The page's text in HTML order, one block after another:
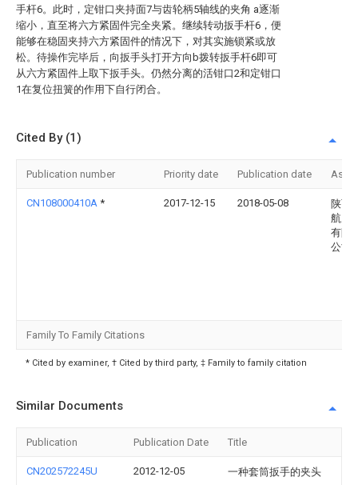
手杆6。此时，定钳口夹持面7与齿轮柄5轴线的夹角 a逐渐
缩小，直至将六方紧固件完全夹紧。继续转动扳手杆6，便
能够在稳固夹持六方紧固件的情况下，对其实施锁紧或放
松。待操作完毕后，向扳手头打开方向b拨转扳手杆6即可
从六方紧固件上取下扳手头。仍然分离的活钳口2和定钳口
1在复位扭簧的作用下自行闭合。
Cited By (1)
Publication number Priority date Publication date
CN108000410A * 2017-12-15 2018-05-08
陕西
航空
有限
公司
Family To Family Citations
* Cited by examiner, † Cited by third party, ‡ Family to family citation
Similar Documents
Publication Publication Date Title
CN202572245U 2012-12-05 一种套筒扳手的夹头